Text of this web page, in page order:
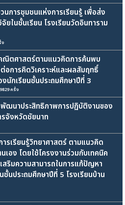
นการชุมชนแห่งการเรียนรู้ เพื่อส่ง
ยในชั้นเรียน โรงเรียนวัดอินทาราม
ง
ณิตศาสตร์ตามแนวคิดการค้นพบ
การคิดวิเคราะห์และผลสัมฤทธิ์
นักเรียนชั้นประถมศึกษาปีที่ 3
ครั้ง
ฒนาประสิทธิภาพการปฏิบัติงานของ
จังหวัดชัยนาท
รเรียนรู้วิทยาศาสตร์ ตามแนวคิด
อง โดยใช้โครงงานร่วมกับเทคนิค
สริมความสามารถในการแก้ปัญหา
นประถมศึกษาปีที่ 5 โรงเรียนบ้าน